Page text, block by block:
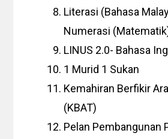
Literasi (Bahasa
Numerasi
LINUS 2.0- Bahasa
1 Murid 1 Sukan
Kemahiran Berfikir
(KBAT)
Pelan Pembangunan